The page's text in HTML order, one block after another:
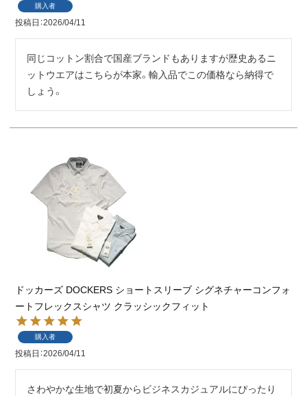
購入者
投稿日 2026/04/11
同じコットン割合で国産ブランドもありますが歴史あるニ
ットウエアはこちらが本家。輸入品でこの価格なら納得で
しょう。
ドッカーズ DOCKERS ショートスリーブ シグネチャーコンフォ
ートフレックスシャツ クラッシックフィット
購入者
投稿日 2026/04/11
さわやかな生地で初夏からビジネスカジュアルにぴったり